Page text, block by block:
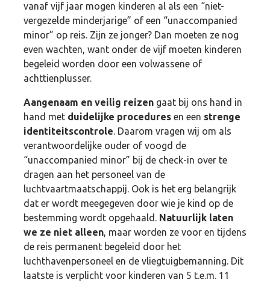
vanaf vijf jaar mogen kinderen al als een “niet-
vergezelde minderjarige” of een “unaccompanied
minor” op reis. Zijn ze jonger? Dan moeten ze nog
even wachten, want onder de vijf moeten kinderen
begeleid worden door een volwassene of
achttienplusser.
Aangenaam en veilig reizen gaat bij ons hand in
hand met duidelijke procedures en een strenge
identiteitscontrole . Daarom vragen wij om als
verantwoordelijke ouder of voogd de
“unaccompanied minor” bij de check-in over te
dragen aan het personeel van de
luchtvaartmaatschappij. Ook is het erg belangrijk
dat er wordt meegegeven door wie je kind op de
bestemming wordt opgehaald. Natuurlijk laten
we ze niet alleen , maar worden ze voor en tijdens
de reis permanent begeleid door het
luchthavenpersoneel en de vliegtuigbemanning. Dit
laatste is verplicht voor kinderen van 5 t.e.m. 11